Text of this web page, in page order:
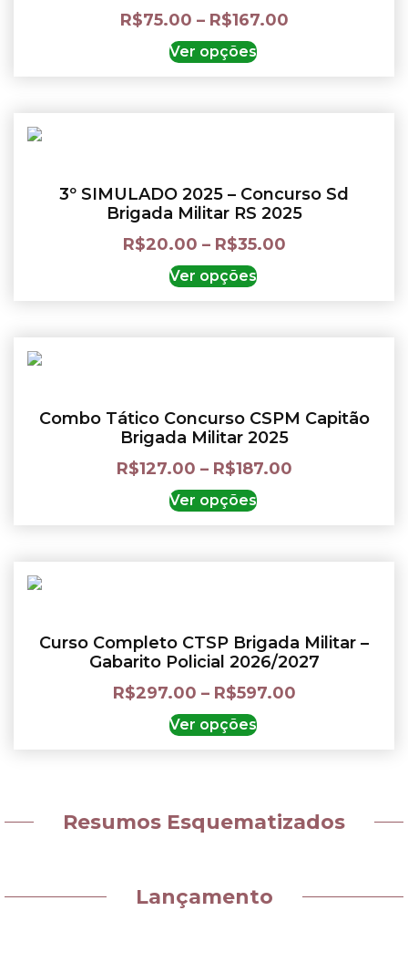
R$75.00 – R$167.00
Ver opções
3º SIMULADO 2025 – Concurso Sd
Brigada Militar RS 2025
R$20.00 – R$35.00
Ver opções
Combo Tático Concurso CSPM Capitão
Brigada Militar 2025
R$127.00 – R$187.00
Ver opções
Curso Completo CTSP Brigada Militar –
Gabarito Policial 2026/2027
R$297.00 – R$597.00
Ver opções
Resumos Esquematizados
Lançamento